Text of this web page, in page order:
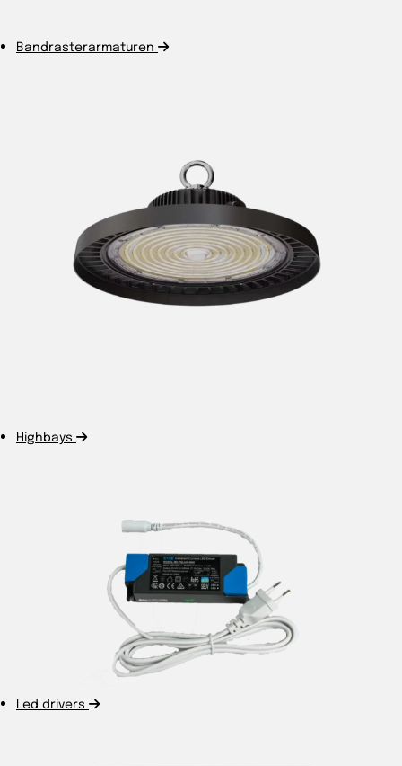
Bandrasterarmaturen
Highbays
Led drivers